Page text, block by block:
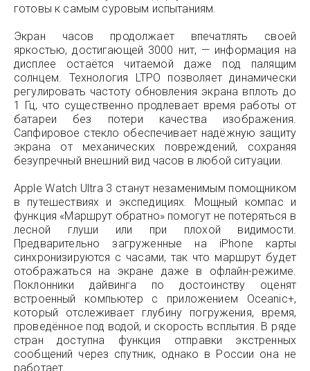
готовы к самым суровым испытаниям.
Экран часов продолжает впечатлять своей
яркостью, достигающей 3000 нит, — информация на
дисплее остаётся читаемой даже под палящим
солнцем. Технология LTPO позволяет динамически
регулировать частоту обновления экрана вплоть до
1 Гц, что существенно продлевает время работы от
батареи без потери качества изображения.
Сапфировое стекло обеспечивает надёжную защиту
экрана от механических повреждений, сохраняя
безупречный внешний вид часов в любой ситуации.
Apple Watch Ultra 3 станут незаменимым помощником
в путешествиях и экспедициях. Мощный компас и
функция «Маршрут обратно» помогут не потеряться в
лесной глуши или при плохой видимости.
Предварительно загруженные на iPhone карты
синхронизируются с часами, так что маршрут будет
отображаться на экране даже в офлайн-режиме.
Поклонники дайвинга по достоинству оценят
встроенный компьютер с приложением Oceanic+,
который отслеживает глубину погружения, время,
проведённое под водой, и скорость всплытия. В ряде
стран доступна функция отправки экстренных
сообщений через спутник, однако в России она не
работает.